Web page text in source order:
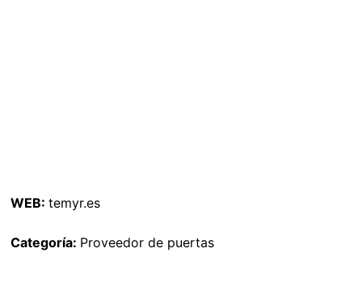
WEB: temyr.es
Categoría: Proveedor de puertas